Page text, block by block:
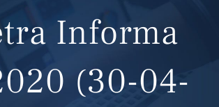
Informa
(30-04-